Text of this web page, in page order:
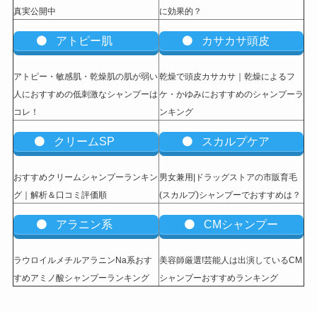
真実公開中
に効果的？
アトピー肌
アトピー・敏感肌・乾燥肌の肌が弱い
人におすすめの低刺激なシャンプーは
コレ！
カサカサ頭皮
乾燥で頭皮カサカサ｜乾燥によるフ
ケ・かゆみにおすすめのシャンプーラ
ンキング
クリームSP
おすすめクリームシャンプーランキン
グ｜解析＆口コミ評価順
スカルプケア
男女兼用|ドラッグストアの市販育毛
(スカルプ)シャンプーでおすすめは？
アラニン系
ラウロイルメチルアラニンNa系おす
すめアミノ酸シャンプーランキング
CMシャンプー
美容師厳選!芸能人は出演しているCM
シャンプーおすすめランキング